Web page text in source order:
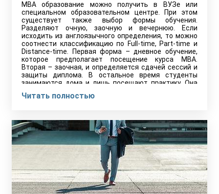
MBA образование можно получить в ВУЗе или
специальном образовательном центре. При этом
существует также выбор формы обучения.
Разделяют очную, заочную и вечернюю. Если
исходить из англоязычного определения, то можно
соотнести классификацию по Full-time, Part-time и
Distance-time. Первая форма – дневное обучение,
которое предполагает посещение курса MBA.
Вторая – заочная, и определяется сдачей сессий и
защиты диплома. В остальное время студенты
занимаются дома и лишь посещают практику. Она
либо при обязательном присутствии студента.
против посетить курс вечером или в выходные дни.
Читать полностью